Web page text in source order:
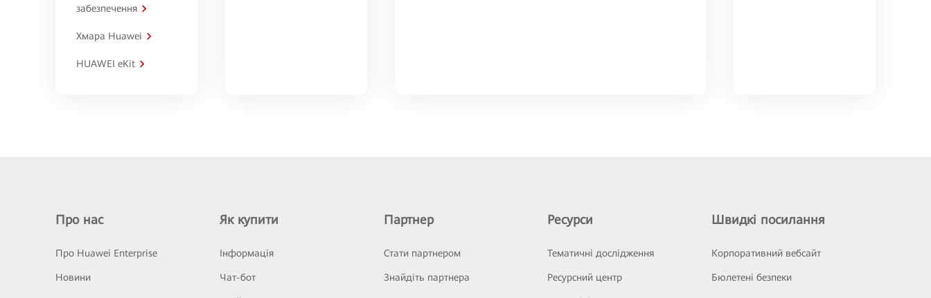
забезпечення
Хмара Huawei
HUAWEI eKit
Про нас
Про Huawei Enterprise
Новини
Як купити
Інформація
Чат-бот
Партнер
Стати партнером
Знайдіть партнера
Ресурси
Тематичні дослідження
Ресурсний центр
Швидкі посилання
Корпоративний вебсайт
Бюлетені безпеки